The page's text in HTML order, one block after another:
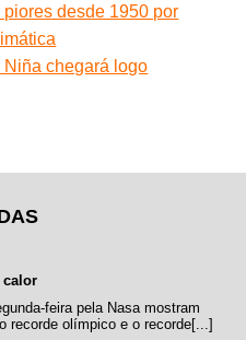
piores desde 1950 por
chegará logo
calor
feira pela Nasa mostram
recorde olímpico e o recorde[...]